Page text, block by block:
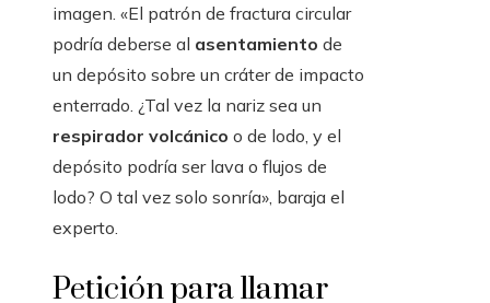
imagen. «El patrón de fractura circular
podría deberse al asentamiento de
un depósito sobre un cráter de impacto
enterrado. ¿Tal vez la nariz sea un
respirador volcánico o de lodo, y el
depósito podría ser lava o flujos de
lodo? O tal vez solo sonría», baraja el
experto.
Petición para llamar